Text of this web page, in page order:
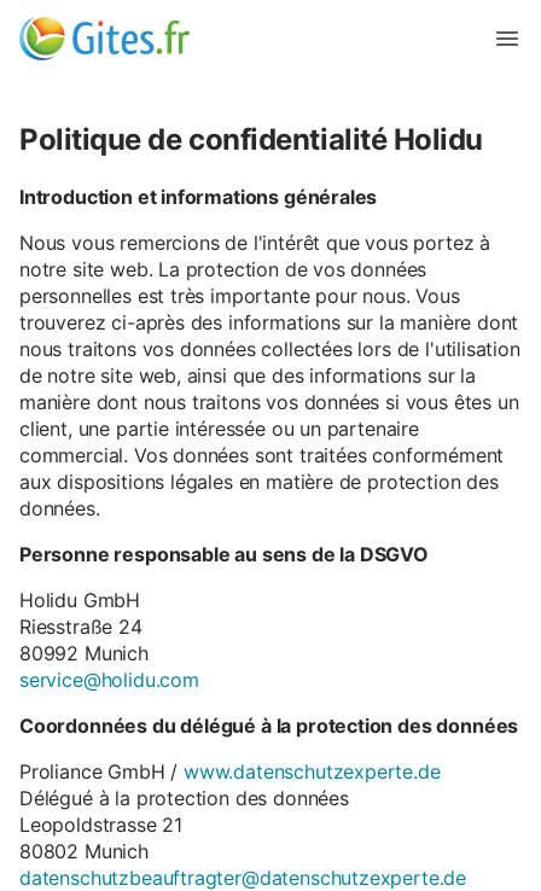
Politique de confidentialité Holidu
Introduction et informations générales
Nous vous remercions de l'intérêt que vous portez à
notre site web. La protection de vos données
personnelles est très importante pour nous. Vous
trouverez ci-après des informations sur la manière dont
nous traitons vos données collectées lors de l'utilisation
de notre site web, ainsi que des informations sur la
manière dont nous traitons vos données si vous êtes un
client, une partie intéressée ou un partenaire
commercial. Vos données sont traitées conformément
aux dispositions légales en matière de protection des
données.
Personne responsable au sens de la DSGVO
Holidu GmbH
Riesstraße 24
80992 Munich
service@holidu.com
Coordonnées du délégué à la protection des données
Proliance GmbH /www.datenschutzexperte.de
Délégué à la protection des données
Leopoldstrasse 21
80802 Munich
datenschutzbeauftragter@datenschutzexperte.de